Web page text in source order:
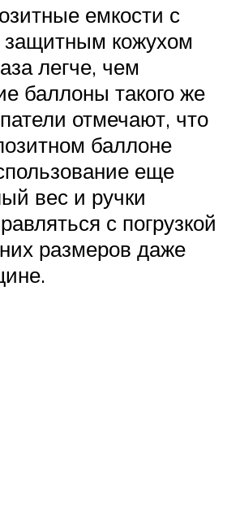
емкости с
кожухом
легче, чем
баллоны такого же
отмечают, что
баллоне
еще
вес и ручки
с погрузкой
размеров даже